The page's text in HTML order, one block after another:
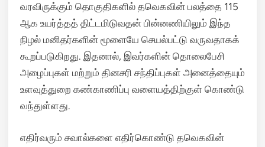
வரவிருக்கும் தொகுதிகளில் தவெகவின் பலத்தை 115
ஆக உயர்த்தத் திட்டமிடுவதன் பின்னணியிலும் இந்த
நிழல் மனிதர்களின் மூளையே செயல்பட்டு வருவதாகக்
கூறப்படுகிறது. இதனால், இவர்களின் தொலைபேசி
அழைப்புகள் மற்றும் தினசரி சந்திப்புகள் அனைத்தையும்
உளவுத்துறை கண்காணிப்பு வளையத்திற்குள் கொண்டு
வந்துள்ளது.
எதிர்வரும் சவால்களை எதிர்கொண்டு தவெகவின்